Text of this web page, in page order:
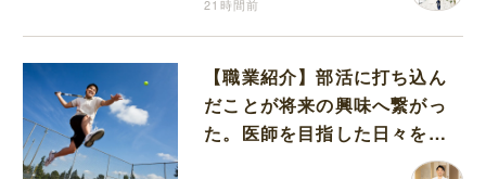
21時間前
【職業紹介】部活に打ち込ん
だことが将来の興味へ繋がっ
た。医師を目指した日々を振